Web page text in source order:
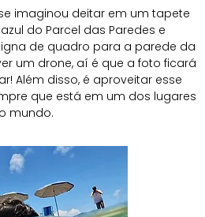
imaginou deitar em um tapete
do Parcel das Paredes e
de quadro para a parede da
um drone, aí é que a foto ficará
Além disso, é aproveitar esse
que está em um dos lugares
mundo.